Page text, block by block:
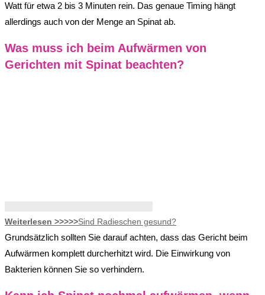
Watt für etwa 2 bis 3 Minuten rein. Das genaue Timing hängt
allerdings auch von der Menge an Spinat ab.
Was muss ich beim Aufwärmen von
Gerichten mit Spinat beachten?
Weiterlesen >>>>>Sind Radieschen gesund?
Grundsätzlich sollten Sie darauf achten, dass das Gericht beim
Aufwärmen komplett durcherhitzt wird. Die Einwirkung von
Bakterien können Sie so verhindern.